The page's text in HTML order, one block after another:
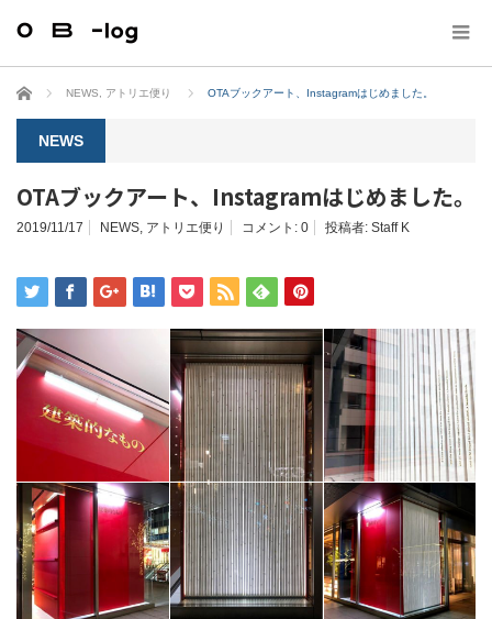
ホーム NEWS アトリエ便り OTAブックアート、Instagramはじめました。
NEWS
OTAブックアート、Instagramはじめました。
2019/11/17 NEWS, アトリエ便り コメント: 0 投稿者: Staff K